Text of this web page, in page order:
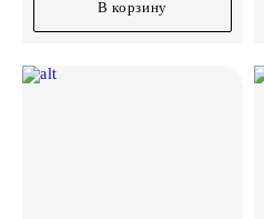
В корзину